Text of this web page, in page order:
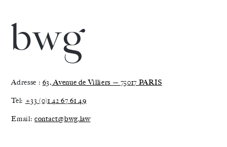
Adresse : 63, Avenue de Villiers — 75017 PARIS
Tel: +33 (0)1 42 67 61 49
Email: contact@bwg.law